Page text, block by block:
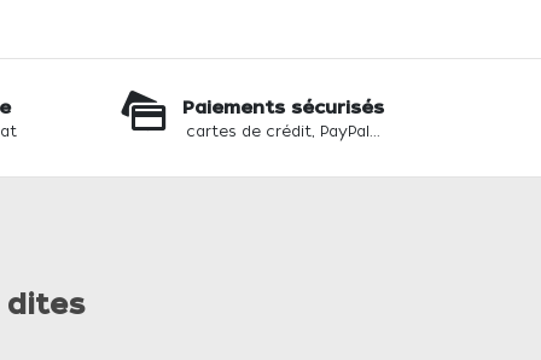
Paiements sécurisés
cartes de crédit, PayPal...
dites